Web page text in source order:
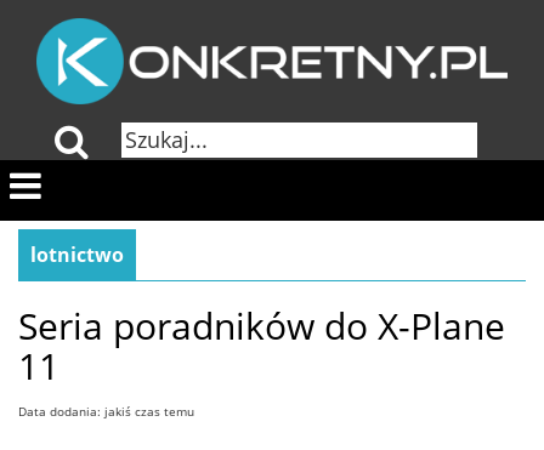
lotnictwo
Seria poradników do X-Plane
11
Data dodania: jakiś czas temu